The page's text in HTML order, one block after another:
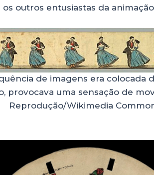
outros entusiastas da
de imagens era colocada
provocava uma sensação de
Reprodução/Wikimedia